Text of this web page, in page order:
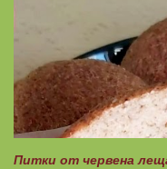
разядки и салати... Ако
мазнините. Ако не е,
си приготвите по- голямо
за няколко дни. Част от
кремче... 🟢1БП извара
Ванилия Нека да ни е
Питки от червена